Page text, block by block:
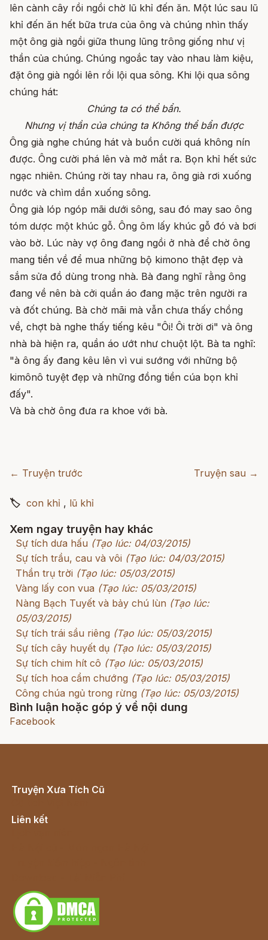
lên cành cây rồi ngồi chờ lũ khỉ đến ăn. Một lúc sau lũ
khỉ đến ăn hết bữa trưa của ông và chúng nhìn thấy
một ông già ngồi giữa thung lũng trông giống như vị
thần của chúng. Chúng ngoắc tay vào nhau làm kiệu,
đặt ông già ngồi lên rồi lội qua sông. Khi lội qua sông
chúng hát:
Chúng ta có thể bẩn.
Nhưng vị thần của chúng ta Không thể bẩn được
Ông già nghe chúng hát và buồn cười quá không nín
được. Ông cười phá lên và mở mắt ra. Bọn khỉ hết sức
ngạc nhiên. Chúng rời tay nhau ra, ông già rơi xuống
nước và chìm dần xuống sông.
Ông già lóp ngóp mãi dưới sông, sau đó may sao ông
tóm dược một khúc gỗ. Ông ôm lấy khúc gỗ đó và bơi
vào bờ. Lúc này vợ ông đang ngồi ở nhà để chờ ông
mang tiền về để mua những bộ kimono thật đẹp và
sắm sửa đồ dùng trong nhà. Bà đang nghĩ rằng ông
đang về nên bà cởi quần áo đang mặc trên người ra
và đốt chúng. Bà chờ mãi mà vẫn chưa thấy chồng
về, chợt bà nghe thấy tiếng kêu "Ôi! Ôi trời ơi" và ông
nhà bà hiện ra, quần áo ướt như chuột lột. Bà ta nghĩ:
"à ông ấy đang kêu lên vì vui sướng với những bộ
kimônô tuyệt đẹp và những đồng tiền cúa bọn khỉ
đấy".
Và bà chờ ông đưa ra khoe với bà.
← Truyện trước Truyện sau →
🏷 con khỉ , lũ khỉ
Xem ngay truyện hay khác
Sự tích dưa hấu (Tạo lúc: 04/03/2015)
Sự tích trầu, cau và vôi (Tạo lúc: 04/03/2015)
Thần trụ trời (Tạo lúc: 05/03/2015)
Vàng lấy con vua (Tạo lúc: 05/03/2015)
Nàng Bạch Tuyết và bảy chú lùn (Tạo lúc:
05/03/2015)
Sự tích trái sầu riêng (Tạo lúc: 05/03/2015)
Sự tích cây huyết dụ (Tạo lúc: 05/03/2015)
Sự tích chim hít cô (Tạo lúc: 05/03/2015)
Sự tích hoa cẩm chướng (Tạo lúc: 05/03/2015)
Công chúa ngủ trong rừng (Tạo lúc: 05/03/2015)
Bình luận hoặc góp ý về nội dung
Facebook
Truyện Xưa Tích Cũ
Liên kết